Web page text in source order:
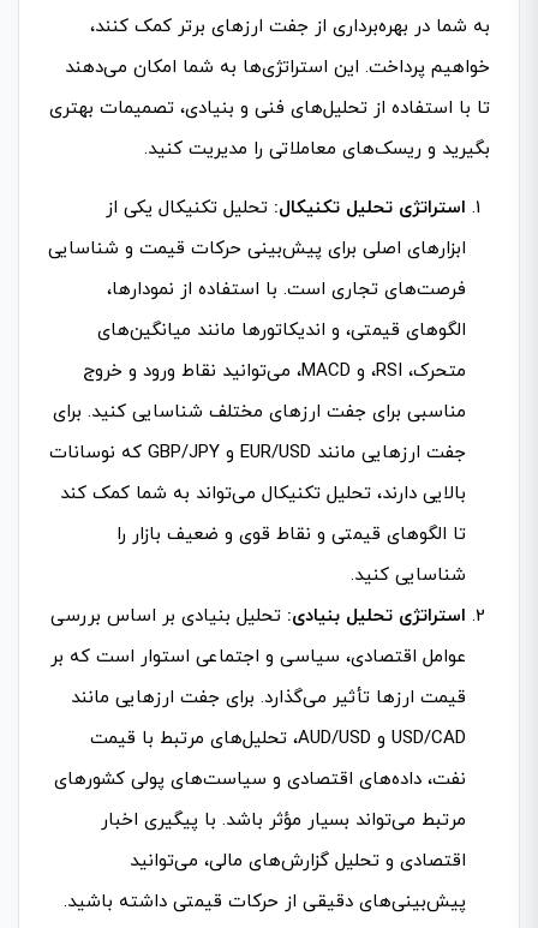
به شما در بهره‌برداری از جفت ارزهای برتر کمک کنند،
خواهیم پرداخت. این استراتژی‌ها به شما امکان می‌دهند
تا با استفاده از تحلیل‌های فنی و بنیادی، تصمیمات بهتری
بگیرید و ریسک‌های معاملاتی را مدیریت کنید.
استراتژی تحلیل تکنیکال: تحلیل تکنیکال یکی از
ابزارهای اصلی برای پیش‌بینی حرکات قیمت و شناسایی
فرصت‌های تجاری است. با استفاده از نمودارها،
الگوهای قیمتی، و اندیکاتورها مانند میانگین‌های
متحرک، RSI، و MACD، می‌توانید نقاط ورود و خروج
مناسبی برای جفت ارزهای مختلف شناسایی کنید. برای
جفت ارزهایی مانند EUR/USD و GBP/JPY که نوسانات
بالایی دارند، تحلیل تکنیکال می‌تواند به شما کمک کند
تا الگوهای قیمتی و نقاط قوی و ضعیف بازار را
شناسایی کنید.
استراتژی تحلیل بنیادی: تحلیل بنیادی بر اساس بررسی
عوامل اقتصادی، سیاسی و اجتماعی استوار است که بر
قیمت ارزها تأثیر می‌گذارد. برای جفت ارزهایی مانند
USD/CAD و AUD/USD، تحلیل‌های مرتبط با قیمت
نفت، داده‌های اقتصادی و سیاست‌های پولی کشورهای
مرتبط می‌تواند بسیار مؤثر باشد. با پیگیری اخبار
اقتصادی و تحلیل گزارش‌های مالی، می‌توانید
پیش‌بینی‌های دقیقی از حرکات قیمتی داشته باشید.